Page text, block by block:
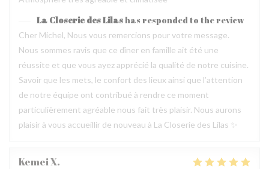
La Closerie des Lilashas responded to the review
Cher Michel, Nous vous remercions pour votre message.
Nous sommes ravis que ce dîner en famille ait été une
réussite et que vous ayez apprécié la qualité de notre cuisine.
Savoir que les mets, le confort des lieux ainsi que l’attention
de notre équipe ont contribué à rendre ce moment
particulièrement agréable nous fait très plaisir. Nous aurons
plaisir à vous accueillir de nouveau à La Closerie des Lilas ✨
KemeiX